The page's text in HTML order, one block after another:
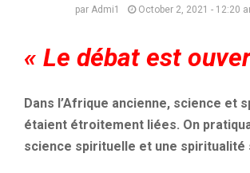
par Admi1 October 2, 2021 - 12:20
« Le débat est
Dans l’Afrique ancienne, science et
étaient étroitement liées. On
science spirituelle et une spiritualité